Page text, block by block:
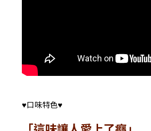
♥口味特色♥